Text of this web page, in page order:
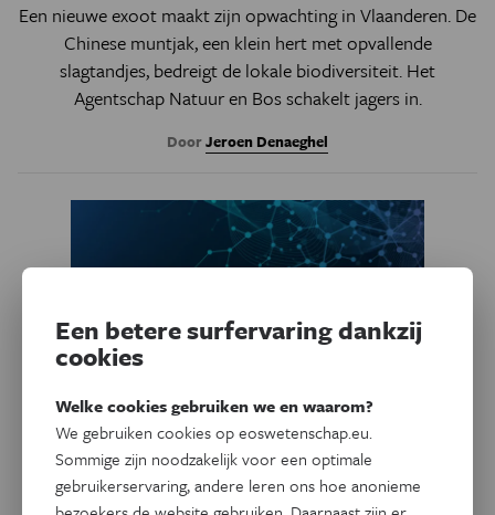
Een nieuwe exoot maakt zijn opwachting in Vlaanderen. De
Chinese muntjak, een klein hert met opvallende
slagtandjes, bedreigt de lokale biodiversiteit. Het
Agentschap Natuur en Bos schakelt jagers in.
DoorJeroen Denaeghel
Natuur & Milieu
Jacht decimeert dieren in
Een betere surfervaring dankzij
cookies
Welke cookies gebruiken we en waarom?
We gebruiken cookies op eoswetenschap.eu.
Sommige zijn noodzakelijk voor een optimale
gebruikerservaring, andere leren ons hoe anonieme